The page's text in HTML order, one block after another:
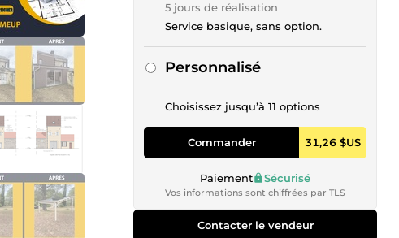
5 jours de réalisation
Service basique, sans option.
Personnalisé
Choisissez jusqu’à 11 options
Commander 31,26 $US
Paiement Sécurisé
Vos informations sont chiffrées par TLS
Contacter le vendeur